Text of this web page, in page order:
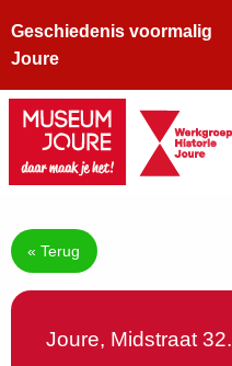
Geschiedenis voormalig
Joure
« Terug
Joure, Midstraat 32.